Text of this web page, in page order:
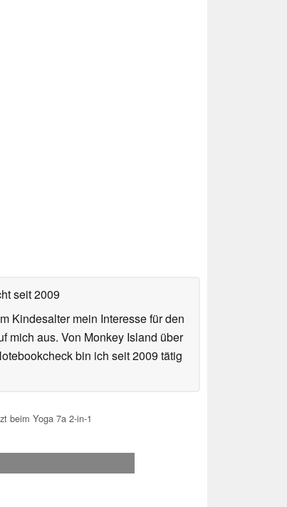
seit 2009
Kindesalter mein Interesse für den
mich aus. Von Monkey Island über
bin ich seit 2009 tätig
beim Yoga 7a 2-in-1